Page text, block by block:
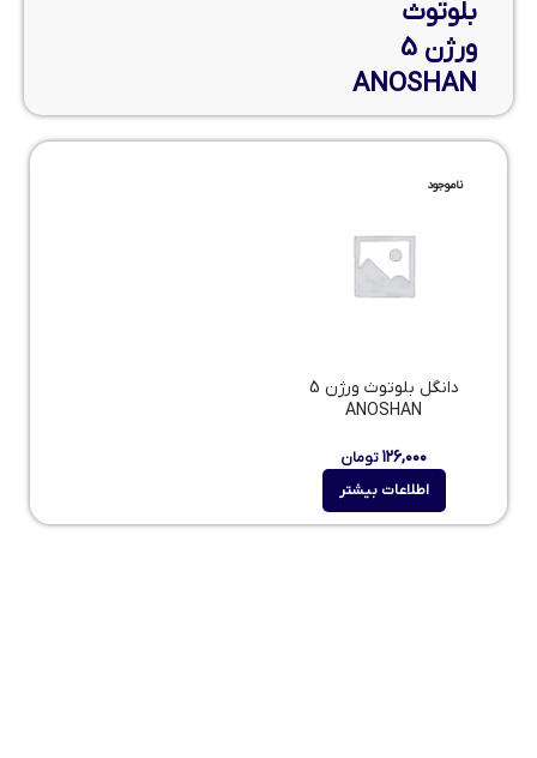
بلوتوث
ورژن 5
ANOSHAN
ناموجود
دانگل بلوتوث ورژن 5
ANOSHAN
۱۲۶,۰۰۰تومان
اطلاعات بیشتر